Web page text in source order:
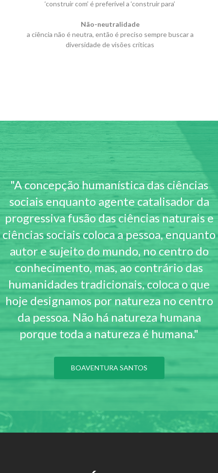
‘construir com’ é preferível a ‘construir para’
Não-neutralidade
a ciência não é neutra, então é preciso sempre buscar a
diversidade de visões críticas
"A concepção humanística das ciências
sociais enquanto agente catalisador da
progressiva fusão das ciências naturais e
ciências sociais coloca a pessoa, enquanto
autor e sujeito do mundo, no centro do
conhecimento, mas, ao contrário das
humanidades tradicionais, coloca o que
hoje designamos por natureza no centro
da pessoa. Não há natureza humana
porque toda a natureza é humana."
BOAVENTURA SANTOS